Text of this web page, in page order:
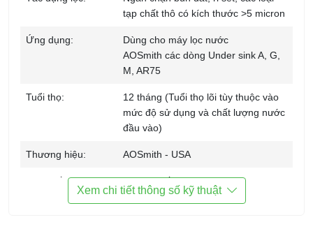
tạp chất thô có kích thước >5 micron
Ứng dụng:
Dùng cho máy lọc nước
AOSmith các dòng Under sink A, G,
M, AR75
Tuổi thọ:
12 tháng (Tuổi thọ lõi tùy thuộc vào
mức độ sử dụng và chất lượng nước
đầu vào)
Thương hiệu: AOSmith - USA
Sản xuất tại: Trung Quốc
Kích thước:
Xem chi tiết thông số kỹ thuật